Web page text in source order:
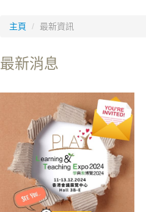
主頁 / 最新資訊
最新消息